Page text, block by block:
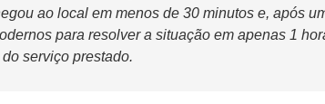
ao local em menos de 30 minutos e, após
para resolver a situação em apenas 1
serviço prestado.